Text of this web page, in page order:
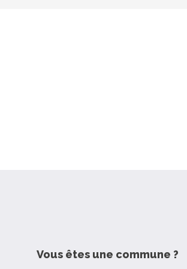
Vous êtes une commune ?